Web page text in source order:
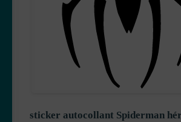
sticker autocollant Spiderman